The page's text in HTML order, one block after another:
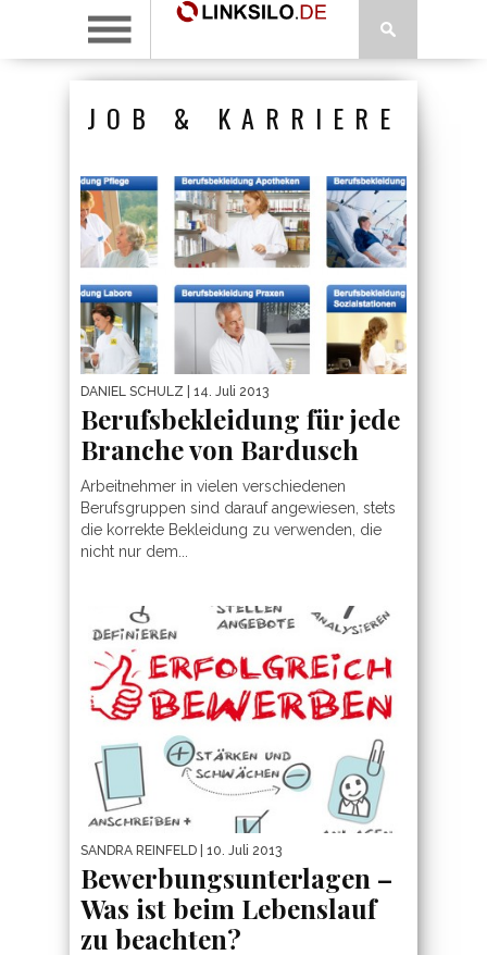
JOB & KARRIERE
DANIEL SCHULZ | 14. Juli 2013
Berufsbekleidung für jede
Branche von Bardusch
Arbeitnehmer in vielen verschiedenen
Berufsgruppen sind darauf angewiesen, stets
die korrekte Bekleidung zu verwenden, die
nicht nur dem...
SANDRA REINFELD | 10. Juli 2013
Bewerbungsunterlagen –
Was ist beim Lebenslauf
zu beachten?